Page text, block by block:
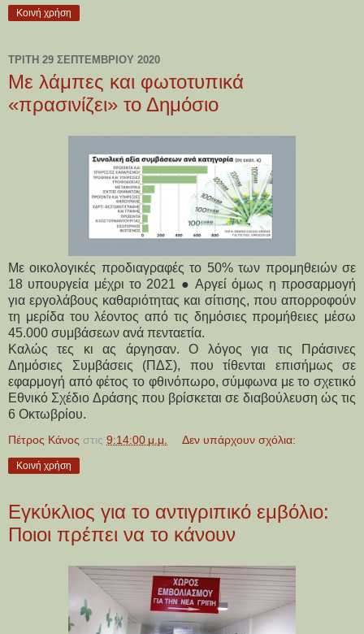
Κοινή χρήση
ΤΡΊΤΗ 29 ΣΕΠΤΕΜΒΡΊΟΥ 2020
Με λάμπες και φωτοτυπικά
«πρασινίζει» το Δημόσιο
Με οικολογικές προδιαγραφές το 50% των προμηθειών σε
18 υπουργεία μέχρι το 2021 ● Αργεί όμως η προσαρμογή
για εργολάβους καθαριότητας και σίτισης, που απορροφούν
τη μερίδα του λέοντος από τις δημόσιες προμήθειες μέσω
45.000 συμβάσεων ανά πενταετία.
Καλώς τες κι ας άργησαν. Ο λόγος για τις Πράσινες
Δημόσιες Συμβάσεις (ΠΔΣ), που τίθενται επισήμως σε
εφαρμογή από φέτος το φθινόπωρο, σύμφωνα με το σχετικό
Εθνικό Σχέδιο Δράσης που βρίσκεται σε διαβούλευση ώς τις
6 Οκτωβρίου.
Πέτρος Κάνος στις 9:14:00 μ.μ. Δεν υπάρχουν σχόλια:
Κοινή χρήση
Εγκύκλιος για το αντιγριπικό εμβόλιο:
Ποιοι πρέπει να το κάνουν